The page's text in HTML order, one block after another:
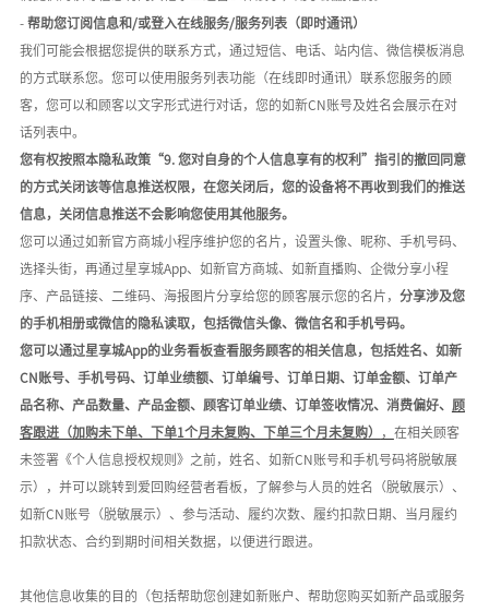
- 帮助您订阅信息和 /或登入在线服务/服务列表（即时通讯）
我们可能会根据您提供的联系方式，通过短信、电话、站内信、微信模板消息
的方式联系您。您可以使用服务列表功能（在线即时通讯）联系您服务的顾
客，您可以和顾客以文字形式进行对话，您的如新CN账号及姓名会展示在对
话列表中。
您有权按照本隐私政策“9. 您对自身的个人信息享有的权利”指引的撤回同意
的方式关闭该等信息推送权限，在您关闭后，您的设备将不再收到我们的推送
信息，关闭信息推送不会影响您使用其他服务。
您可以通过如新官方商城小程序维护您的名片，设置头像、昵称、手机号码、
选择头街，再通过星享城App、如新官方商城、如新直播购、企微分享小程
序、产品链接、二维码、海报图片分享给您的顾客展示您的名片， 分享涉及您
的手机相册或微信的隐私读取，包括微信头像、微信名和手机号码。
您可以通过星享城App的业务看板查看服务顾客的相关信息，包括姓名、如新
CN账号、手机号码、订单业绩额、订单编号、订单日期、订单金额、订单产
品名称、产品数量、产品金额、顾客订单业绩、订单签收情况、消费偏好、 顾
客跟进（加购未下单、下单1个月未复购、下单三个月未复购） ， 在相关顾客
未签署《个人信息授权规则》之前，姓名、如新CN账号和手机号码将脱敏展
示），并可以跳转到爱回购经营者看板，了解参与人员的姓名（脱敏展示）、
如新CN账号（脱敏展示）、参与活动、履约次数、履约扣款日期、当月履约
扣款状态、合约到期时间相关数据，以便进行跟进。
其他信息收集的目的（包括帮助您创建如新账户、帮助您购买如新产品或服务